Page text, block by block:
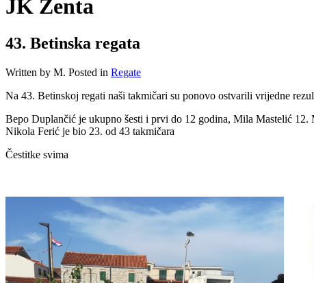
JK Zenta
43. Betinska regata
Written by M. Posted in Regate
Na 43. Betinskoj regati naši takmičari su ponovo ostvarili vrijedne
Bepo Duplančić je ukupno šesti i prvi do 12 godina, Mila Mastelić
Nikola Ferić je bio 23. od 43 takmičara
Čestitke svima